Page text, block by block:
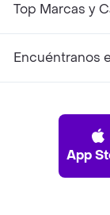
Top Marcas y
Encuéntranos
App